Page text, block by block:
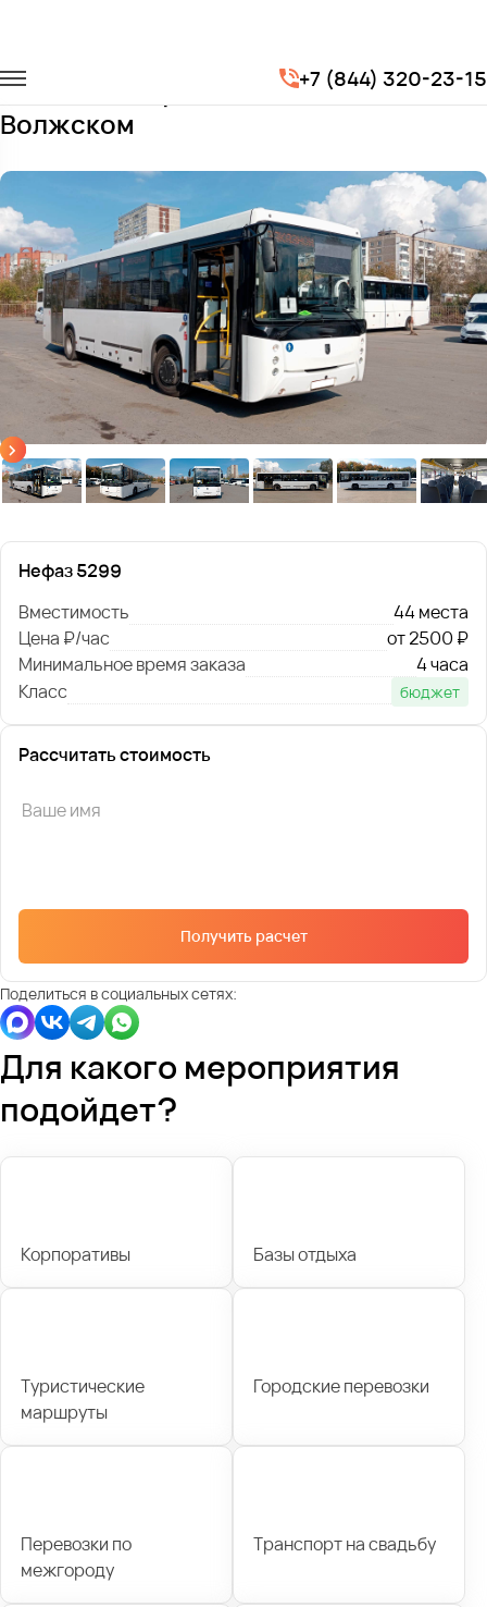
+7 (844) 320-23-15
Нефаз 5299
Заказать Нефаз с водителем в
Волжском
Нефаз 5299
Вместимость
44 места
Цена ₽/час
от 2500 ₽
Минимальное время заказа
4 часа
Класс
бюджет
Рассчитать стоимость
Получить расчет
Поделиться в социальных сетях:
Для какого мероприятия
подойдет?
Корпоративы Базы отдыха
Туристические
маршруты
Городские перевозки
Перевозки по
межгороду
Транспорт на свадьбу